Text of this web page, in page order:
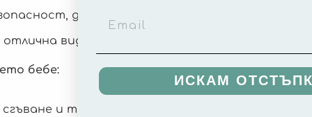
дори при директен контакт.
отлична видимост на детето и добра
бебе:
и транспортиране, идеална за
ИСКАМ